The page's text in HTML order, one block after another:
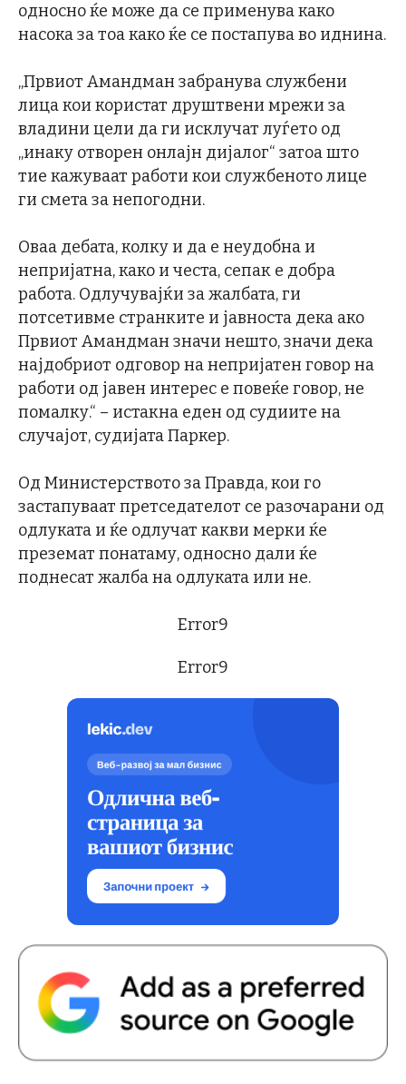
односно ќе може да се применува како
насока за тоа како ќе се постапува во иднина.
„Првиот Амандман забранува службени
лица кои користат друштвени мрежи за
владини цели да ги исклучат луѓето од
„инаку отворен онлајн дијалог“ затоа што
тие кажуваат работи кои службеното лице
ги смета за непогодни.
Оваа дебата, колку и да е неудобна и
непријатна, како и честа, сепак е добра
работа. Одлучувајќи за жалбата, ги
потсетивме странките и јавноста дека ако
Првиот Амандман значи нешто, значи дека
најдобриот одговор на непријатен говор на
работи од јавен интерес е повеќе говор, не
помалку.“ – истакна еден од судиите на
случајот, судијата Паркер.
Од Министерството за Правда, кои го
застапуваат претседателот се разочарани од
одлуката и ќе одлучат какви мерки ќе
преземат понатаму, односно дали ќе
поднесат жалба на одлуката или не.
Error9
Error9